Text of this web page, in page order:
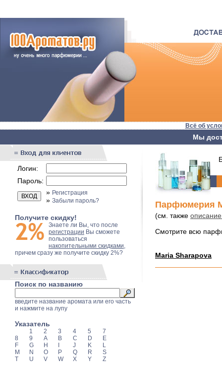
Всё об
Мы
Логин:
Пароль:
» Регистрация
» Забыли пароль?
Получите скидку!
Знаете ли Вы, что после
регистрации Вы сможете
пользоваться
накопительными скидками,
причем сразу же получите скидку 2%?
Поиск по названию
введите название аромата или его часть
и нажмите на лупу
Указатель
1 2 3 4 5
7
8
9 A B C D
E
F
G H J K
L
M
N O P Q R
S
T
U V W X Y Z
Парфюмерия
(см. также
Смотрите всю
Maria Sharapova